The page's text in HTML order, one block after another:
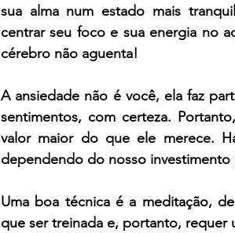
sua alma num estado mais
centrar seu foco e sua energia no
cérebro não aguenta!
A ansiedade não é você, ela faz
sentimentos, com certeza.
valor maior do que ele merece.
dependendo do nosso investimento
Uma boa técnica é a meditação,
que ser treinada e, portanto, requer